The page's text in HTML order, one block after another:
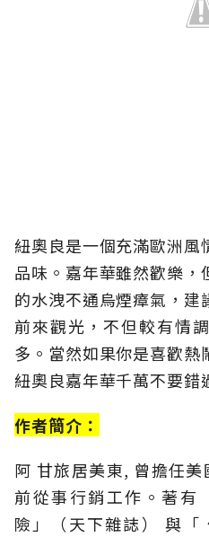
紐奧良是一個充滿歐洲風
品味。嘉年華雖然歡樂
的水洩不通烏煙瘴氣，
前來觀光，不但較有情
多。當然如果你是喜歡熱
紐奧良嘉年華千萬不要錯
作者簡介：
阿 甘旅居美東, 曾擔任
前從事行銷工作。著有
險」（天下雜誌） 與